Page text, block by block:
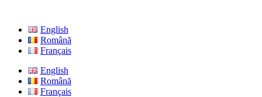
English
Română
Français
English
Română
Français